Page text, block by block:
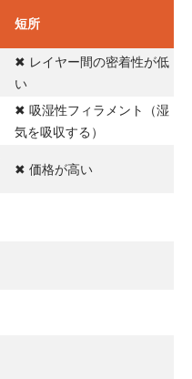
短所
✖ レイヤー間の密着性が低
い
✖ 吸湿性フィラメント（湿
気を吸収する）
✖ 価格が高い